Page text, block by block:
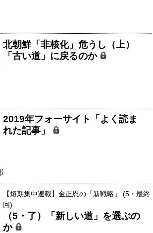
北朝鮮「非核化」危うし（上）
「古い道」に戻るのか
2019年フォーサイト「よく読ま
れた記事」
【短期集中連載】金正恩の「新戦略」 (5・最終
回)
（5・了）「新しい道」を選ぶの
か